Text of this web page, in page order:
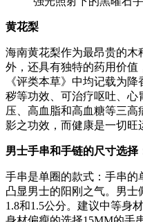
黄花梨
海南黄花梨作为最昂贵的木
外，还具有独特的药用价值
《评类本草》中均记载为
秽等功效、可治疗呕吐、心
压、高血脂和高血糖等三
影之功效，而健康是一切旺
男士手串和手链的尺寸选择
手串是单圈的款式：手串的
凸显男士的阳刚之气。男士
1.8和1.5公分。建议中等身